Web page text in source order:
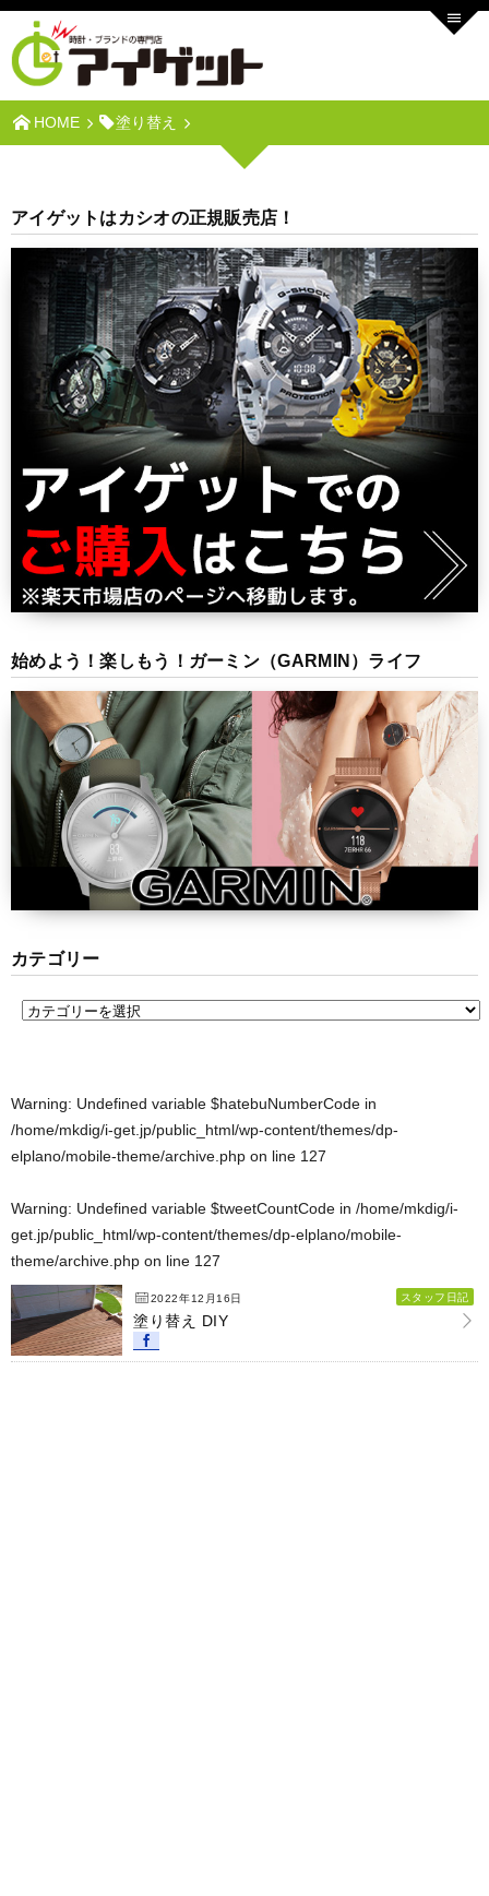
HOME 塗り替え
アイゲットはカシオの正規販売店！
始めよう！楽しもう！ガーミン（GARMIN）ライフ
カテゴリー
Warning: Undefined variable $hatebuNumberCode in
/home/mkdig/i-get.jp/public_html/wp-content/themes/dp-
elplano/mobile-theme/archive.php on line 127
Warning: Undefined variable $tweetCountCode in /home/mkdig/i-
get.jp/public_html/wp-content/themes/dp-elplano/mobile-
theme/archive.php on line 127
2022年12月16日 スタッフ日記
塗り替え DIY